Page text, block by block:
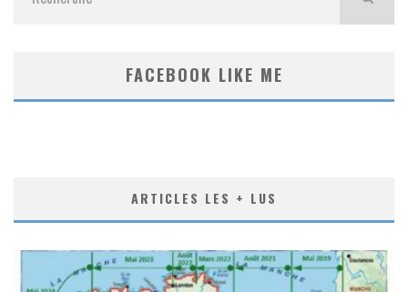
FACEBOOK LIKE ME
ARTICLES LES + LUS